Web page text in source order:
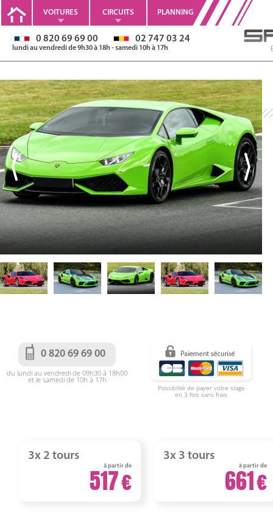
VOITURES CIRCUITS PLANNING
0 820 69 69 00 02 747 03 24
lundi au vendredi de 9h30 à 18h - samedi 10h à 17h
0 820 69 69 00
du lundi au vendredi de 09h30 à 18h00
et le samedi de 10h à 17h
Possibilité de payer votre stage
en 3 fois sans frais
3x 2 tours
à partir de
517
3x 3 tours
à partir de
661